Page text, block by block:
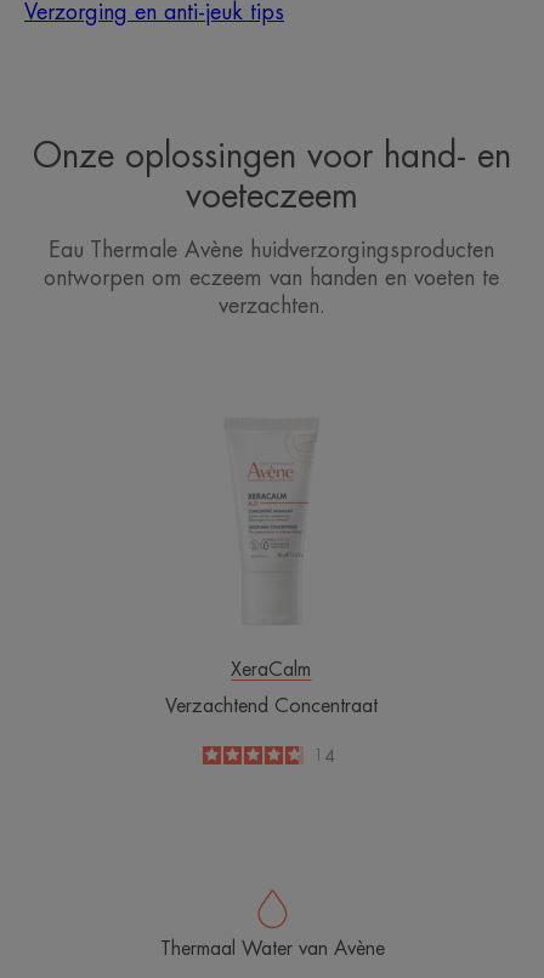
Verzorging en anti-jeuk tips
Onze oplossingen voor hand- en
voeteczeem
Eau Thermale Avène huidverzorgingsproducten
ontworpen om eczeem van handen en voeten te
verzachten.
XeraCalm
Verzachtend Concentraat
4.7
/514
Thermaal Water van Avène